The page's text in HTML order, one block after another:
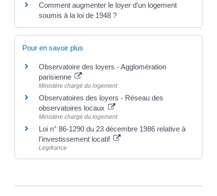
Comment augmenter le loyer d'un logement
soumis à la loi de 1948 ?
Pour en savoir plus
Observatoire des loyers - Agglomération
parisienne
Ministère chargé du logement
Observatoires des loyers - Réseau des
observatoires locaux
Ministère chargé du logement
Loi n° 86-1290 du 23 décembre 1986 relative à
l'investissement locatif
Legifrance